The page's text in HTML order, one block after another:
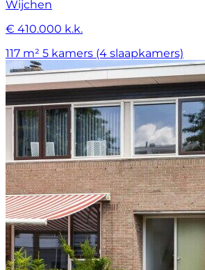
Wijchen
€ 410.000 k.k.
117 m² 5 kamers (4 slaapkamers)